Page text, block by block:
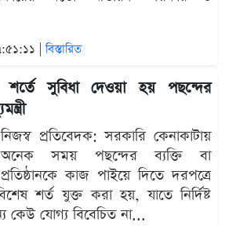
|বিস্তারিত
শর্তে সুবিধা দেওয়া হয় পছন্দের
নিজস্ব প্রতিবেদক: সরকারি কেনাকাটায়
অনেক সময় পছন্দের ব্যক্তি বা
প্রতিষ্ঠানকে কাজ পাইয়ে দিতে দরপত্রে
শর্ত যুক্ত করা হয়, যাতে নির্দিষ্ট
কেউ যোগ্য বিবেচিত না...